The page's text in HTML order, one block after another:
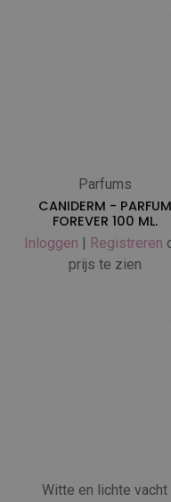
Parfums
CANIDERM - PARFUM
FOREVER 100 ML.
Inloggen | Registreren
prijs te zien
Witte en lichte vacht